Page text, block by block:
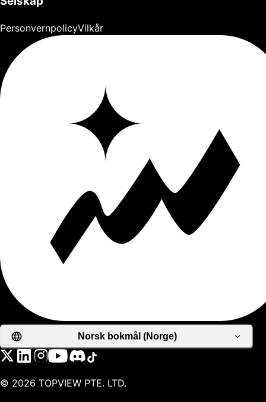
PersonvernpolicyVilkår
Norsk bokmål (Norge)
© 2026 TOPVIEW PTE. LTD.